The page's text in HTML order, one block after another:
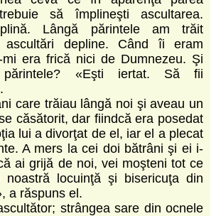
să împlineşti ascultarea.
Lângă părintele am trăit
ascultări depline. Când îi eram
mi era frică nici de Dumnezeu. Şi
«Eşti iertat. Să fii
care trăiau lângă noi şi aveau un
căsătorit, dar fiindcă era posedat
lui a divorţat de el, iar el a plecat
A mers la cei doi bătrâni şi ei i-
ai grijă de noi, vei moşteni tot ce
noastră locuinţă şi bisericuţa din
a răspuns el.
strângea sare din ocnele